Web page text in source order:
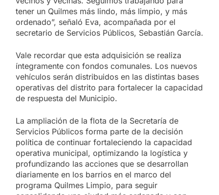
tener un Quilmes más lindo, más limpio, y más
ordenado”, señaló Eva, acompañada por el
secretario de Servicios Públicos, Sebastián García.
Vale recordar que esta adquisición se realiza
íntegramente con fondos comunales. Los nuevos
vehículos serán distribuidos en las distintas bases
operativas del distrito para fortalecer la capacidad
de respuesta del Municipio.
La ampliación de la flota de la Secretaría de
Servicios Públicos forma parte de la decisión
política de continuar fortaleciendo la capacidad
operativa municipal, optimizando la logística y
profundizando las acciones que se desarrollan
diariamente en los barrios en el marco del
programa Quilmes Limpio, para seguir